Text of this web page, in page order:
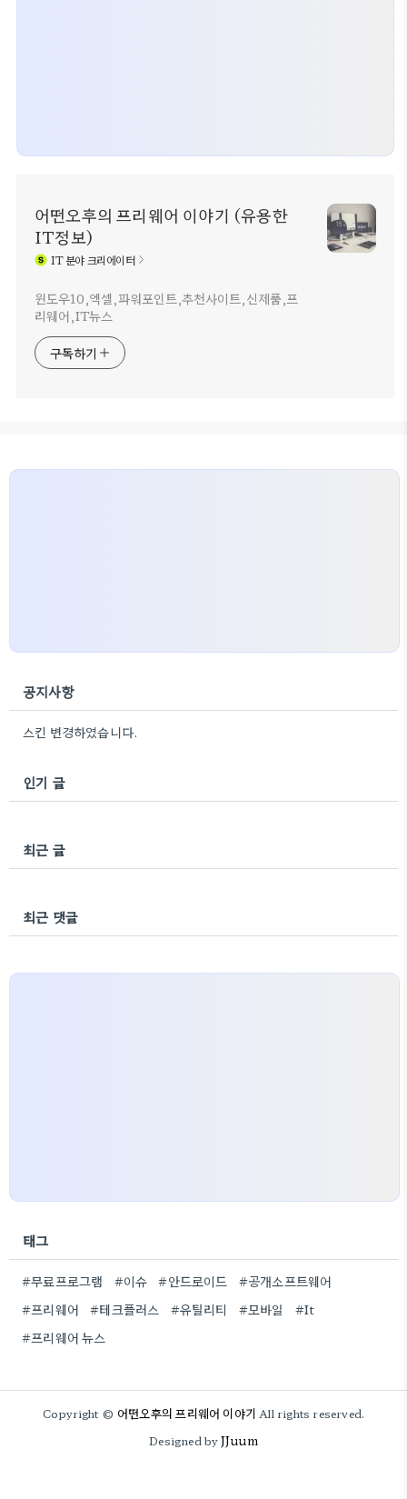
어떤오후의 프리웨어 이야기 (유용한
IT정보)
IT분야 크리에이터
윈도우10,엑셀,파워포인트,추천사이트,신제품,프
리웨어,IT뉴스
구독하기
공지사항
스킨 변경하였습니다.
인기 글
최근 글
최근 댓글
태그
#무료프로그램 #이슈 #안드로이드
#공개소프트웨어
#프리웨어
#테크플러스 #유틸리티 #모바일
#It
#프리웨어 뉴스
Copyright © 어떤오후의 프리웨어 이야기 All rights reserved.
Designed byJJuum